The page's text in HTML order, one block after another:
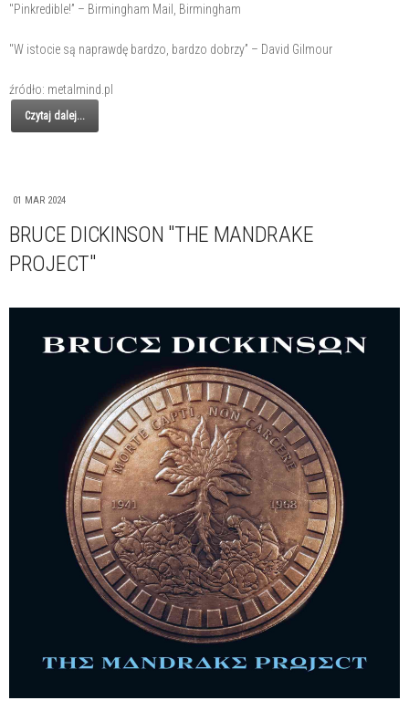
"Pinkredible!” – Birmingham Mail, Birmingham
"W istocie są naprawdę bardzo, bardzo dobrzy” – David Gilmour
źródło: metalmind.pl
Czytaj dalej...
01 MAR 2024
BRUCE DICKINSON "THE MANDRAKE
PROJECT"